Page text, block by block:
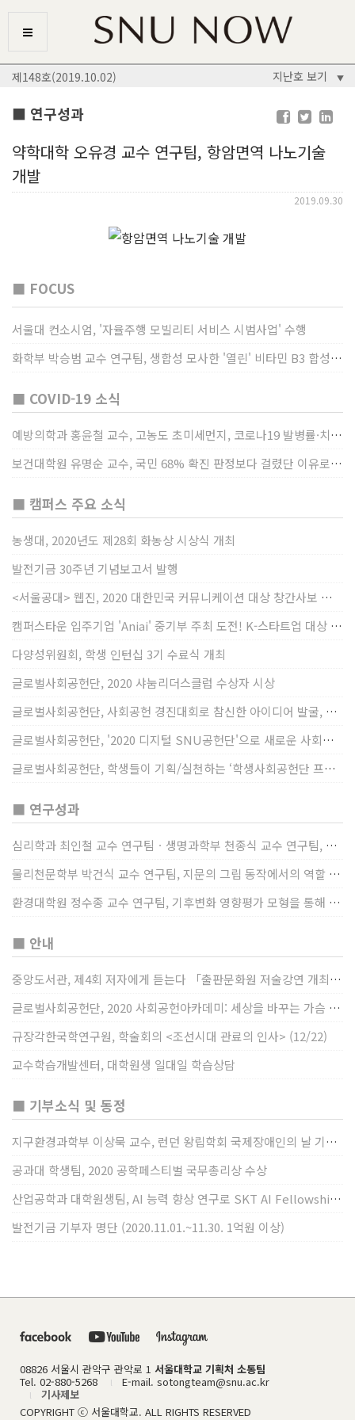
제148호(2019.10.02) 지난호 보기 ▼
■ 연구성과
약학대학 오유경 교수 연구팀, 항암면역 나노기술
개발
2019.09.30
■ FOCUS
서울대 컨소시엄, '자율주행 모빌리티 서비스 시범사업' 수행
화학부 박승범 교수 연구팀, 생합성 모사한 '열린' 비타민 B3 합성법 개발
■ COVID-19 소식
예방의학과 홍윤철 교수, 고농도 초미세먼지, 코로나19 발병률·치명률 높인다
보건대학원 유명순 교수, 국민 68% 확진 판정보다 걸렸단 이유로 비난받는 걸 더 두려해
■ 캠퍼스 주요 소식
농생대, 2020년도 제28회 화농상 시상식 개최
발전기금 30주년 기념보고서 발행
<서울공대> 웹진, 2020 대한민국 커뮤니케이션 대상 창간사보 부문 최우수상 선정
캠퍼스타운 입주기업 'Aniai' 중기부 주최 도전! K-스타트업 대상 수상
다양성위원회, 학생 인턴십 3기 수료식 개최
글로벌사회공헌단, 2020 샤눔리더스클럽 수상자 시상
글로벌사회공헌단, 사회공헌 경진대회로 참신한 아이디어 발굴, 지원
글로벌사회공헌단, '2020 디지털 SNU공헌단'으로 새로운 사회공헌에 도전
글로벌사회공헌단, 학생들이 기획/실천하는 ‘학생사회공헌단 프로젝트’ 진행
■ 연구성과
심리학과 최인철 교수 연구팀ㆍ생명과학부 천종식 교수 연구팀, 장내 마이크로바이옴과 정서적 웰빙간 관계 규명
물리천문학부 박건식 교수 연구팀, 지문의 그립 동작에서의 역할 및 원리 규명
환경대학원 정수종 교수 연구팀, 기후변화 영향평가 모형을 통해 기후변화에 따른 급격한 토양수분의 감소가 발생하는 지역과 시간을 규명
■ 안내
중앙도서관, 제4회 저자에게 듣는다 「출판문화원 저술강연 개최」(12/17)
글로벌사회공헌단, 2020 사회공헌아카데미: 세상을 바꾸는 가슴 따뜻한 나눔(12/23~24)
규장각한국학연구원, 학술회의 <조선시대 관료의 인사> (12/22)
교수학습개발센터, 대학원생 일대일 학습상담
■ 기부소식 및 동정
지구환경과학부 이상묵 교수, 런던 왕립학회 국제장애인의 날 기념 “전 세계 장애가 있는 과학자”에 소개
공과대 학생팀, 2020 공학페스티벌 국무총리상 수상
산업공학과 대학원생팀, AI 능력 향상 연구로 SKT AI Fellowship 2기 최우수팀 선정
발전기금 기부자 명단 (2020.11.01.~11.30. 1억원 이상)
08826 서울시 관악구 관악로 1 서울대학교 기획처 소통팀
Tel. 02-880-5268
l E-mail. sotongteam@snu.ac.kr
l
기사제보
COPYRIGHT ⓒ 서울대학교. ALL RIGHTS RESERVED